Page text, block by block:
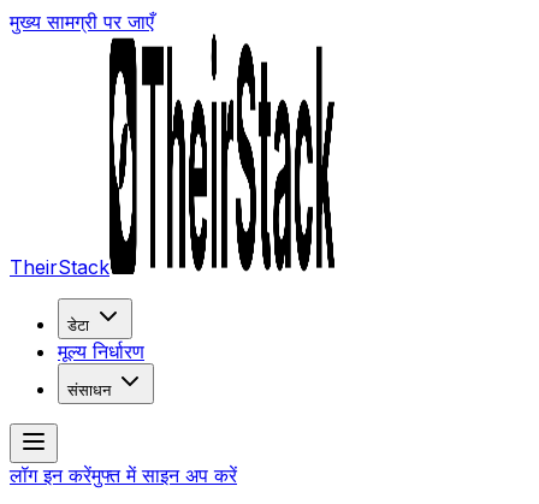
मुख्य सामग्री पर जाएँ
TheirStack
डेटा
मूल्य निर्धारण
संसाधन
लॉग इन करेंमुफ्त में साइन अप करें